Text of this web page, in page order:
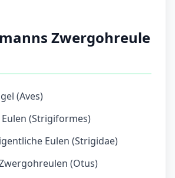
Zwergohreule
(Aves)
Eulen (Strigiformes)
Eulen (Strigidae)
(Otus)